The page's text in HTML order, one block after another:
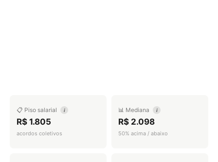
📋 Piso salarial i
R$ 1.805
acordos coletivos
📊 Mediana i
R$ 2.098
50% acima / abaixo